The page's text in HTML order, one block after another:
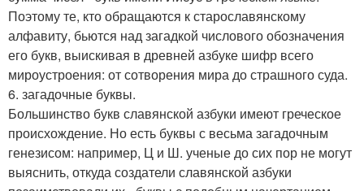
Поэтому те, кто обращаются к старославянскому
алфавиту, бьются над загадкой числового обозначения
его букв, выискивая в древней азбуке шифр всего
мироустроения: от сотворения мира до страшного суда.
6. загадочные буквы.
Большинство букв славянской азбуки имеют греческое
происхождение. Но есть буквы с весьма загадочным
генезисом: например, Ц и Ш. ученые до сих пор не могут
выяснить, откуда создатели славянской азбуки